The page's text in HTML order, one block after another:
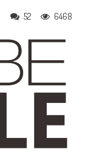
52 6468